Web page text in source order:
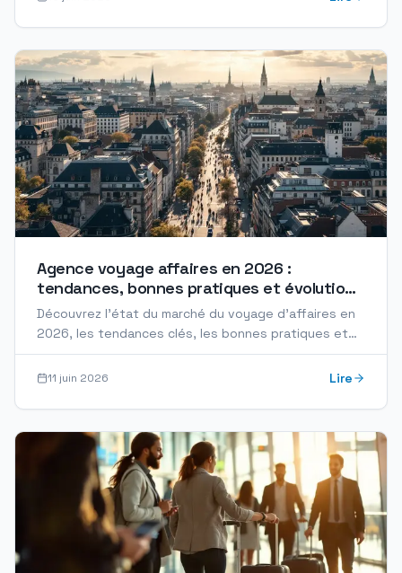
Agence voyage affaires en 2026 :
tendances, bonnes pratiques et évolution
du marché
Découvrez l'état du marché du voyage d'affaires en
2026, les tendances clés, les bonnes pratiques et
l'évolution des services d'agences spécialisées.
11 juin 2026 Lire